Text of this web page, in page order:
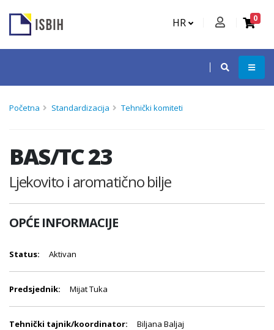
HR 0
Početna Standardizacija Tehnički komiteti
BAS/TC 23
Ljekovito i aromatično bilje
OPĆE INFORMACIJE
Status: Aktivan
Predsjednik: Mijat Tuka
Tehnički tajnik/koordinator: Biljana Baljaj